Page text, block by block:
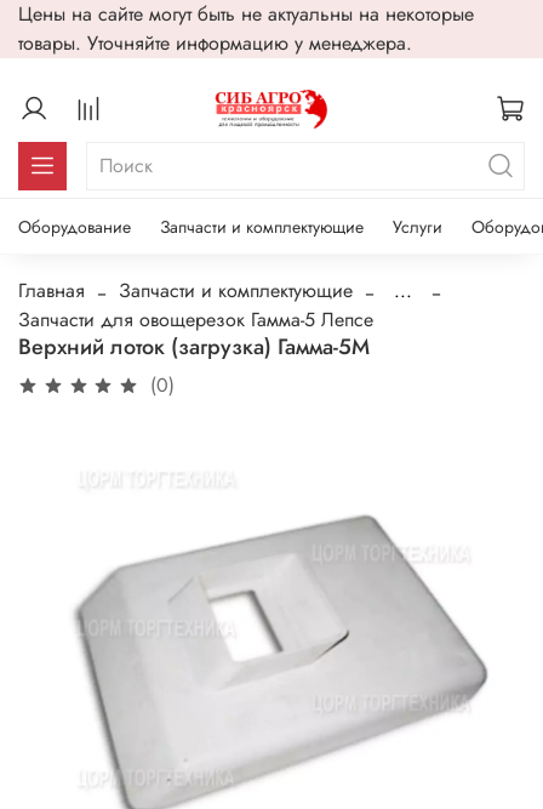
Цены на сайте могут быть не актуальны на некоторые
товары. Уточняйте информацию у менеджера.
Оборудование Запчасти и комплектующие Услуги
Главная Запчасти и комплектующие
...
Запчасти для овощерезок Гамма-5 Лепсе
Верхний лоток (загрузка) Гамма-5М
(0)